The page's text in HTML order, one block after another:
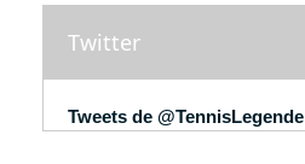
Twitter
Tweets de @TennisLegende